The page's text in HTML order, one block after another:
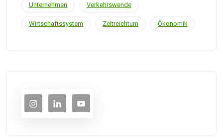
Unternehmen Verkehrswende
Wirtschaftssystem Zeitreichtum Ökonomik